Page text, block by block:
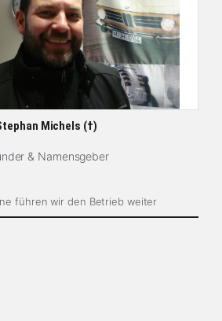
Michels (†)
& Namensgeber
führen wir den Betrieb weiter